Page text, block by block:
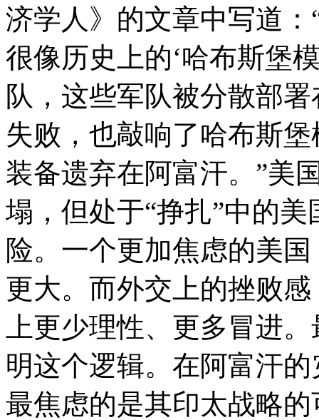
济学人》的文章中写道
很像历史上的‘哈布斯堡
队，这些军队被分散部
失败，也敲响了哈布斯
装备遗弃在阿富汗。”美
塌，但处于“挣扎”中的
险。一个更加焦虑的美
更大。而外交上的挫败
上更少理性、更多冒进
明这个逻辑。在阿富汗
最焦虑的是其印太战略